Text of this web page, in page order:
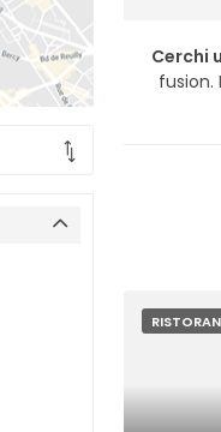
Cerchi
fusion.